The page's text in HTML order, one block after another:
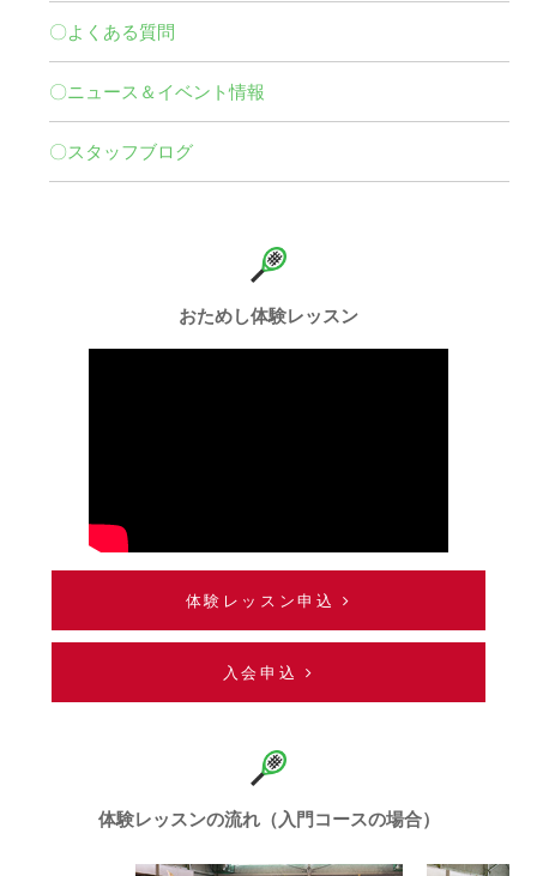
〇よくある質問
〇ニュース＆イベント情報
〇スタッフブログ
おためし体験レッスン
体験レッスン申込
入会申込
体験レッスンの流れ（入門コースの場合）